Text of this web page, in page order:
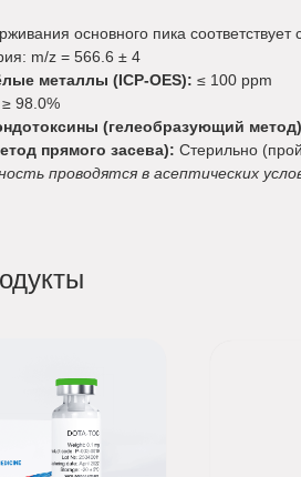
основного пика соответствует
m/z = 566.6 ± 4
металлы (ICP-OES): ≤ 100 ppm
≥ 98.0%
(гелеобразующий
прямого засева): Стерильно
проводятся в асептических